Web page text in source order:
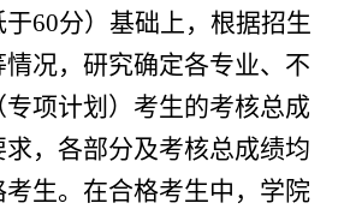
于60分）基础上， 根据招生
况，研究确定各专业、不
专项计划）考生的考核总成
，各部分及考核总成绩均
生。 在合格考生中，学院